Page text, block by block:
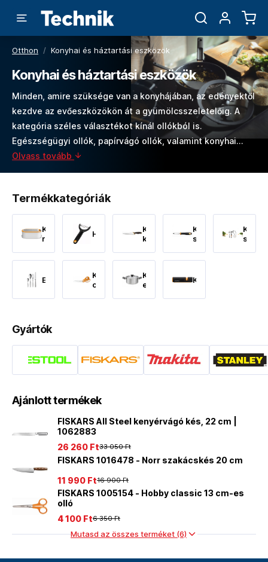
Otthon / Konyhai és háztartási eszközök
Konyhai és háztartási eszközök
Minden, amire szüksége van a konyhájában, az edényektől
kezdve az evőeszközökön át a gyümölcsszeletelőig. A
kategória széles választékot kínál ollókból is.
Egészségügyi ollók, papírvágó ollók, valamint konyhai…
Olvass tovább
Termékkategóriák
Konyhai
reszelő
Hámozók
Konyhai
kések
Konyhai
segédeszközök
Evőeszköz
Konyhai
ollók
Konyhai
edények
Késélezők
Gyártók
Ajánlott termékek
FISKARS All Steel kenyérvágó kés, 22 cm |
1062883
33 050 Ft
26 260 Ft
FISKARS 1016478 - Norr szakácskés 20 cm
16 900 Ft
11 990 Ft
FISKARS 1005154 - Hobby classic 13 cm-es
olló
6 350 Ft
4 100 Ft
Mutasd az összes terméket (6)